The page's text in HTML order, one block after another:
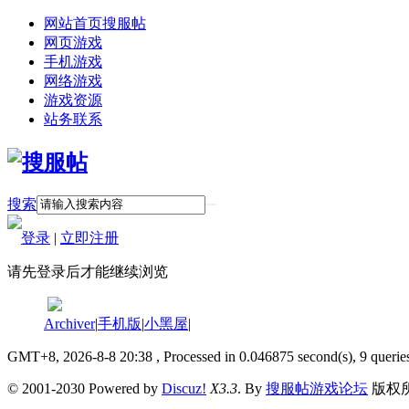
网站首页搜服帖
网页游戏
手机游戏
网络游戏
游戏资源
站务联系
搜索
登录 | 立即注册
请先登录后才能继续浏览
Archiver|手机版|小黑屋|
GMT+8, 2026-8-8 20:38 , Processed in 0.046875 second(s), 9
© 2001-2030 Powered by Discuz! X3.3. By 搜服帖游戏论坛 版权